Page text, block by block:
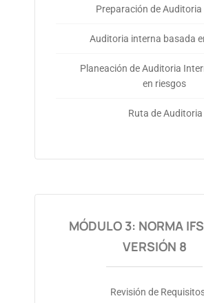
Preparación de
Auditoria interna basada
Planeación de Auditoria
en riesgos
Ruta de Auditoria
MÓDULO 3: NORMA
VERSIÓN 8
Revisión de